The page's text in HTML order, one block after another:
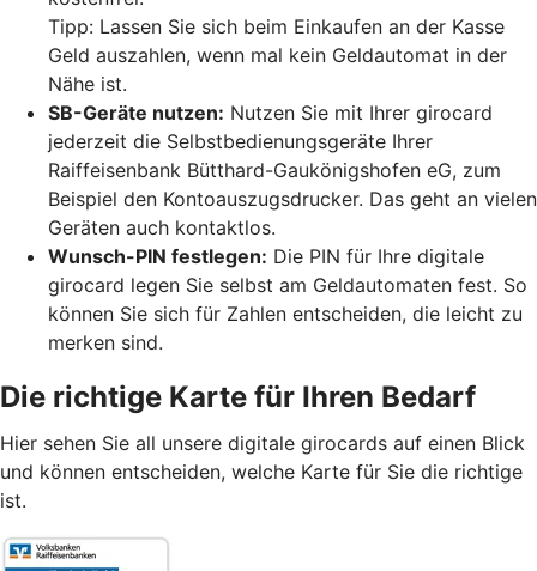
Tipp: Lassen Sie sich beim Einkaufen an der Kasse
Geld auszahlen, wenn mal kein Geldautomat in der
Nähe ist.
SB-Geräte nutzen: Nutzen Sie mit Ihrer girocard
jederzeit die Selbstbedienungsgeräte Ihrer
Raiffeisenbank Bütthard-Gaukönigshofen eG, zum
Beispiel den Kontoauszugsdrucker. Das geht an vielen
Geräten auch kontaktlos.
Wunsch-PIN festlegen: Die PIN für Ihre digitale
girocard legen Sie selbst am Geldautomaten fest. So
können Sie sich für Zahlen entscheiden, die leicht zu
merken sind.
Die richtige Karte für Ihren Bedarf
Hier sehen Sie all unsere digitale girocards auf einen Blick
und können entscheiden, welche Karte für Sie die richtige
ist.